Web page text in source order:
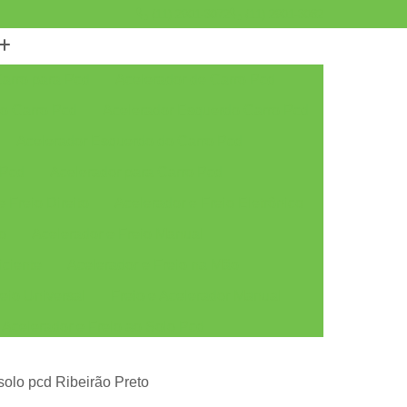
e Freio Solo
Acelerador e Freio Solo Pcd
pcd Ribeirão Preto